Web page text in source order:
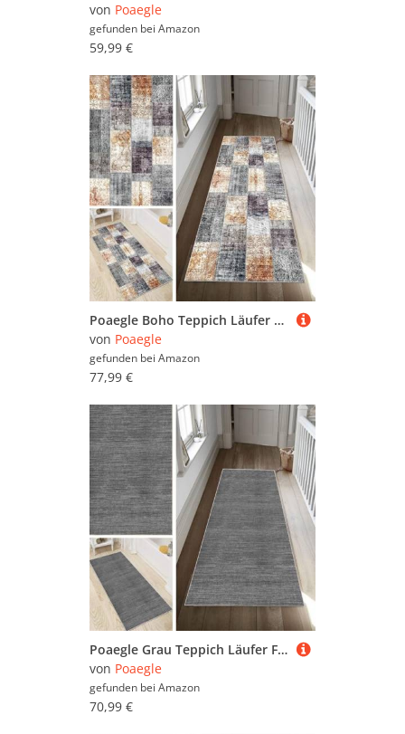
von Poaegle
gefunden bei Amazon
59,99 €
Poaegle Boho Teppich Läufer Flur Lang rutschfest Waschbar Vintage Kücheläufer Teppich Läufer 80x340cm Dauerhaft Läuferteppich Flurläufer Korridor Meterware
von Poaegle
gefunden bei Amazon
77,99 €
Poaegle Grau Teppich Läufer Flur Abstrakt Lang rutschfest Waschbar Vintage Kücheläufer Teppich Läufer 120x180cm Dauerhaft Läuferteppich Flurläufer Korridor Meterware
von Poaegle
gefunden bei Amazon
70,99 €